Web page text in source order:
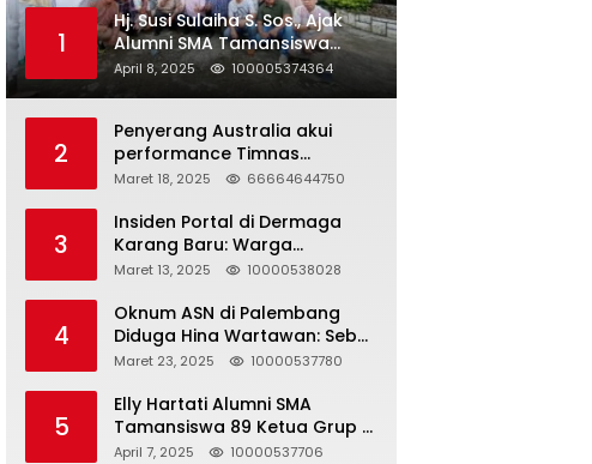
1
Hj. Susi Sulaiha S. Sos., Ajak
Alumni SMA Tamansiswa
Palembang Angkatan 91 Halal
Bihalal
April 8, 2025 100005374364
2
Penyerang Australia akui
performance Timnas
Indonesia
Maret 18, 2025 66664644750
3
Insiden Portal di Dermaga
Karang Baru: Warga
Klarifikasi dan Kritik
Akurat
Maret 13, 2025 10000538028
4
Oknum ASN di Palembang
Diduga Hina Wartawan: Sebut
Profesi Jurnalis Hanya
Berujung Dugaan
Pelanggaran UU ITE!
Maret 23, 2025 10000537780
5
Elly Hartati Alumni SMA
Tamansiswa 89 Ketua Grup S
4 Laksanakan Giat
April 7, 2025 10000537706